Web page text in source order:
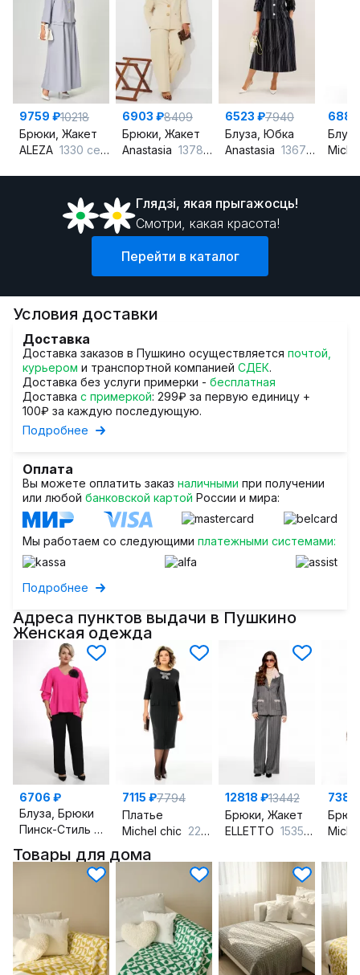
9759 ₽10218
Брюки, Жакет
ALEZA 1330 серо-голубой
6903 ₽8409
Брюки, Жакет
Anastasia 1378 сливочный
6523 ₽7940
Блуза, Юбка
Anastasia 1367 синий
Глядзi, якая прыгажосць!
Смотри, какая красота!
Перейти в каталог
Условия доставки
Доставка
Доставка заказов в Пушкино осуществляется почтой,
курьером и транспортной компанией СДЕК.
Доставка без услуги примерки - бесплатная
Доставка с примеркой: 299₽ за первую единицу +
100₽ за каждую последующую.
Подробнее
Оплата
Вы можете оплатить заказ наличными при получении
или любой банковской картой России и мира:
Мы работаем со следующими платежными системами:
Подробнее
Адреса пунктов выдачи в Пушкино
Женская одежда
6706 ₽
Блуза, Брюки
Пинск-Стиль162 розовый
7115 ₽7794
Платье
Michel chic 2204 графит/клетка
12818 ₽13442
Брюки, Жакет
ELLETTO 15355 мультиколор
7381
Товары для дома